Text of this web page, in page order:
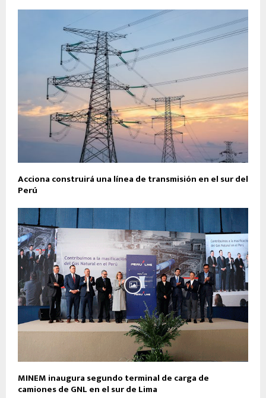
Acciona construirá una línea de transmisión en el sur del
Perú
MINEM inaugura segundo terminal de carga de
camiones de GNL en el sur de Lima